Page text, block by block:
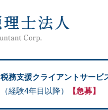
税務支援クライアントサービ
（経験4年目以降）
【急募】